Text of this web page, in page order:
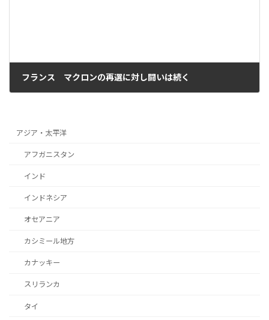
フランス マクロンの再選に対し闘いは続く
アジア・太平洋
アフガニスタン
インド
インドネシア
オセアニア
カシミール地方
カナッキー
スリランカ
タイ